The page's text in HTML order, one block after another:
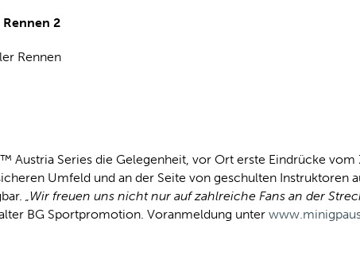
2
Rennen
Austria Series die Gelegenheit, vor Ort erste Eindrücke
Umfeld und an der Seite von geschulten
„Wir freuen uns nicht nur auf zahlreiche Fans an der
BG Sportpromotion. Voranmeldung unter